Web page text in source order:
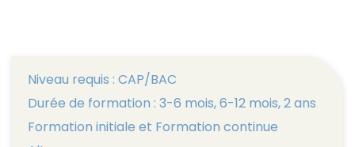
Niveau requis : CAP/BAC
Durée de formation : 3-6 mois, 6-12 mois, 2 ans
Formation initiale et Formation continue